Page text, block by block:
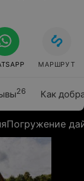
26 Как
МАРШРУТ
Погружение